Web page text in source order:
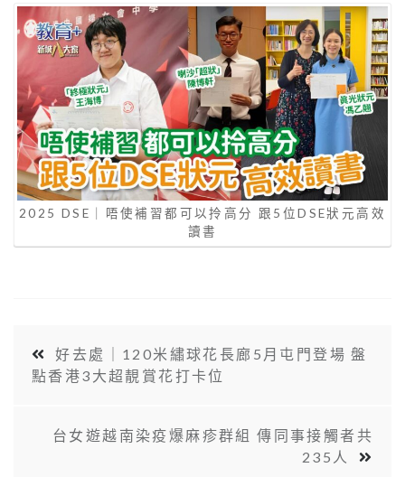
2025 DSE｜唔使補習都可以拎高分 跟5位DSE狀元高效
讀書
好去處｜120米繡球花長廊5月屯門登場 盤
點香港3大超靚賞花打卡位
台女遊越南染疫爆麻疹群組 傳同事接觸者共
235人